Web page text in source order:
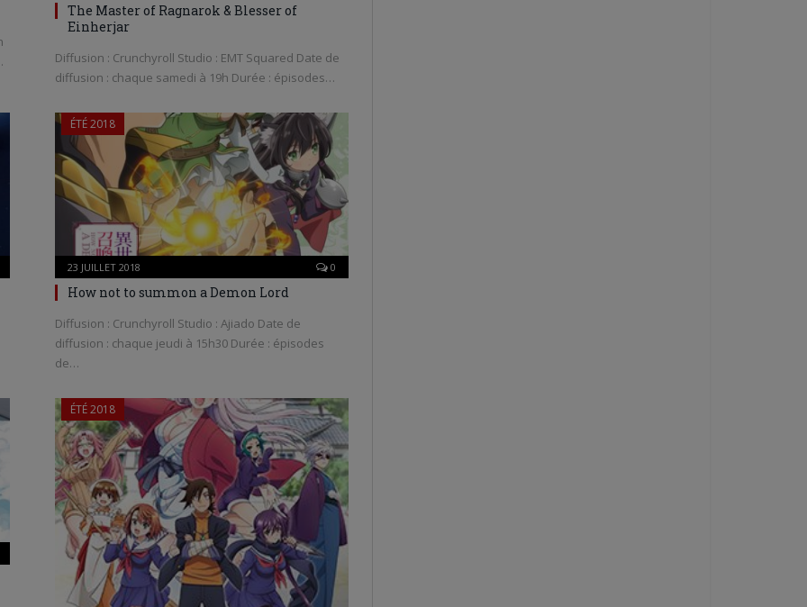
The Master of Ragnarok & Blesser of
Einherjar
Diffusion : Crunchyroll Studio : EMT Squared Date de
diffusion : chaque samedi à 19h Durée : épisodes…
ÉTÉ 2018
23 JUILLET 2018 0
How not to summon a Demon Lord
Diffusion : Crunchyroll Studio : Ajiado Date de
diffusion : chaque jeudi à 15h30 Durée : épisodes
de…
ÉTÉ 2018